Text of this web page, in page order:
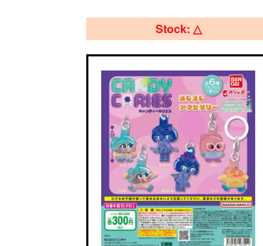
Stock: △